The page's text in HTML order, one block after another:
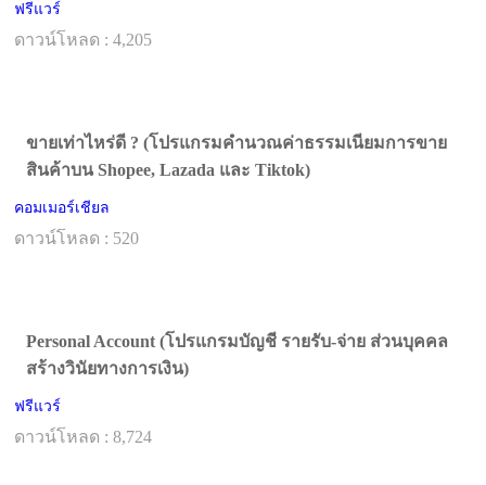
ฟรีแวร์
ดาวน์โหลด : 4,205
ขายเท่าไหร่ดี ? (โปรแกรมคำนวณค่าธรรมเนียมการขาย
สินค้าบน Shopee, Lazada และ Tiktok)
คอมเมอร์เชียล
ดาวน์โหลด : 520
Personal Account (โปรแกรมบัญชี รายรับ-จ่าย ส่วนบุคคล
สร้างวินัยทางการเงิน)
ฟรีแวร์
ดาวน์โหลด : 8,724